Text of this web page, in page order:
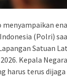
(Polri)
Satuan
Kepala
harus terus